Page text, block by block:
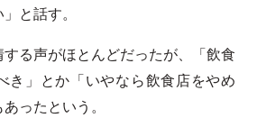
と話す。
る声がほとんどだったが、「飲食
き」とか「いやなら飲食店をやめ
ったという。